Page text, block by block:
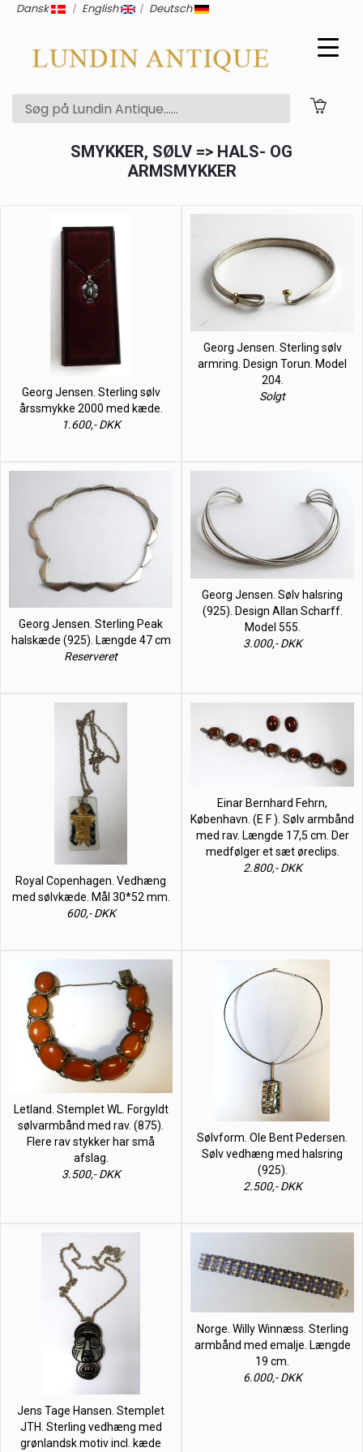
Dansk | English | Deutsch
SMYKKER, SØLV => HALS- OG
ARMSMYKKER
Georg Jensen. Sterling sølv
årssmykke 2000 med kæde.
1.600,- DKK
Georg Jensen. Sterling sølv
armring. Design Torun. Model
204.
Solgt
Georg Jensen. Sterling Peak
halskæde (925). Længde 47 cm
Reserveret
Georg Jensen. Sølv halsring
(925). Design Allan Scharff.
Model 555.
3.000,- DKK
Royal Copenhagen. Vedhæng
med sølvkæde. Mål 30*52 mm.
600,- DKK
Einar Bernhard Fehrn,
København. (E F ). Sølv armbånd
med rav. Længde 17,5 cm. Der
medfølger et sæt øreclips.
2.800,- DKK
Letland. Stemplet WL. Forgyldt
sølvarmbånd med rav. (875).
Flere rav stykker har små
afslag.
3.500,- DKK
Sølvform. Ole Bent Pedersen.
Sølv vedhæng med halsring
(925).
2.500,- DKK
Jens Tage Hansen. Stemplet
JTH. Sterling vedhæng med
grønlandsk motiv incl. kæde
Norge. Willy Winnæss. Sterling
armbånd med emalje. Længde
19 cm.
6.000,- DKK